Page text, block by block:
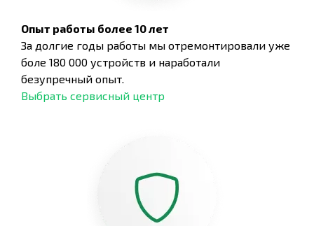
Опыт работы более 10 лет
За долгие годы работы мы отремонтировали уже
боле 180 000 устройств и наработали
безупречный опыт.
Выбрать сервисный центр